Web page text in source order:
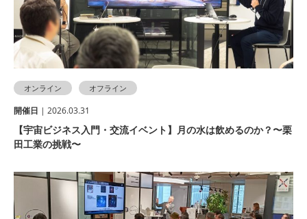
オンライン オフライン
開催⽇ | 2026.03.31
【宇宙ビジネス入門・交流イベント】月の水は飲めるのか？〜栗
田工業の挑戦〜